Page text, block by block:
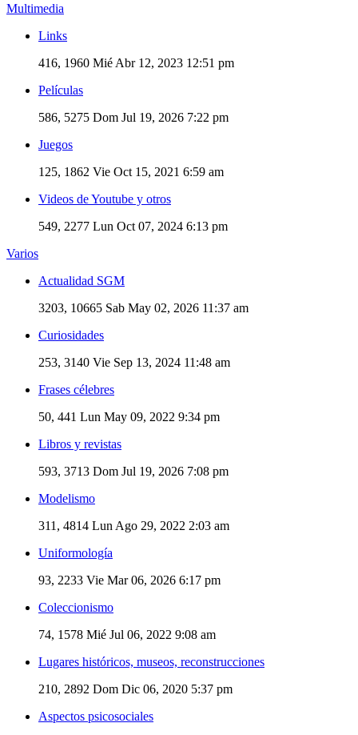
Multimedia
Links
416, 1960 Mié Abr 12, 2023 12:51 pm
Películas
586, 5275 Dom Jul 19, 2026 7:22 pm
Juegos
125, 1862 Vie Oct 15, 2021 6:59 am
Videos de Youtube y otros
549, 2277 Lun Oct 07, 2024 6:13 pm
Varios
Actualidad SGM
3203, 10665 Sab May 02, 2026 11:37 am
Curiosidades
253, 3140 Vie Sep 13, 2024 11:48 am
Frases célebres
50, 441 Lun May 09, 2022 9:34 pm
Libros y revistas
593, 3713 Dom Jul 19, 2026 7:08 pm
Modelismo
311, 4814 Lun Ago 29, 2022 2:03 am
Uniformología
93, 2233 Vie Mar 06, 2026 6:17 pm
Coleccionismo
74, 1578 Mié Jul 06, 2022 9:08 am
Lugares históricos, museos, reconstrucciones
210, 2892 Dom Dic 06, 2020 5:37 pm
Aspectos psicosociales